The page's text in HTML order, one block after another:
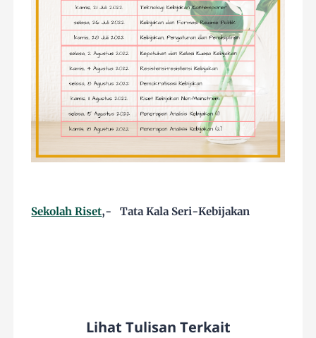
Sekolah Riset,- Tata Kala Seri-Kebijakan
Lihat Tulisan Terkait